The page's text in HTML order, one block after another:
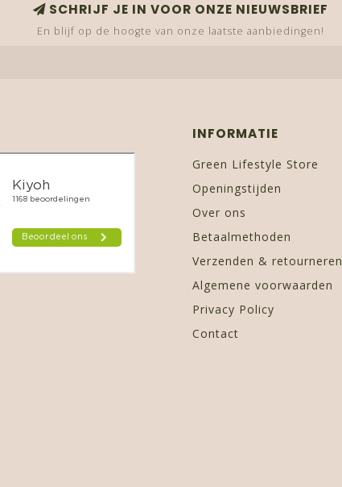
SCHRIJF JE IN VOOR ONZE NIEUWSBRIEF
En blijf op de hoogte van onze laatste aanbiedingen!
INFORMATIE
Green Lifestyle Store
Openingstijden
Over ons
Betaalmethoden
Verzenden & retourneren
Algemene voorwaarden
Privacy Policy
Contact